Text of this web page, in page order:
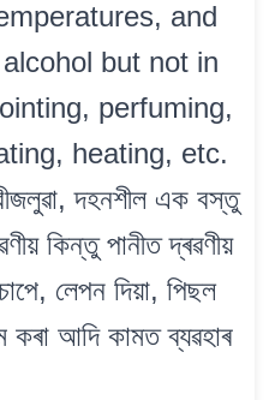
and
but not in
perfuming,
heating, etc.
দহনশীল এক বস্তু
কিন্তু পানীত দ্ৰৱণীয়
লেপন দিয়া, পিছল
আদি কামত ব্যৱহাৰ